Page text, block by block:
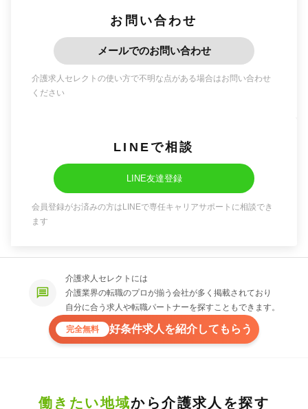
お問い合わせ
メールでのお問い合わせ
介護求人セレクトの使い方で不明な点がある場合はお問い合わせ
ください
LINEで相談
LINE友達登録
会員登録がお済みの方はLINEで専任キャリアサポートに相談でき
ます
介護求人セレクトには
介護業界の転職のプロが揃う会社が多く掲載されており
自分に合う求人や転職パートナーを探すこともできます。
完全無料 好条件求人を紹介してもらう
働きたい地域から介護求人を探す